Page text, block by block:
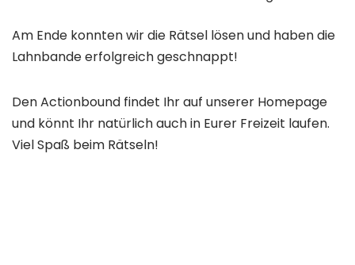
Am Ende konnten wir die Rätsel lösen und haben die
Lahnbande erfolgreich geschnappt!
Den Actionbound findet Ihr auf unserer Homepage
und könnt Ihr natürlich auch in Eurer Freizeit laufen.
Viel Spaß beim Rätseln!